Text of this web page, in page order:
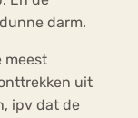
darm.
meest
uit
ipv dat de